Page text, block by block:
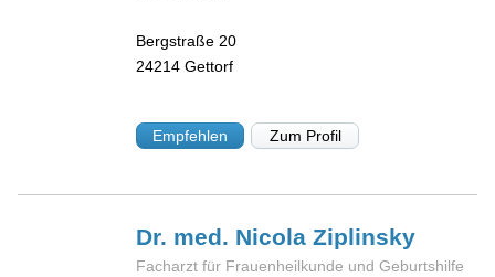
Bergstraße 20
24214 Gettorf
Empfehlen Zum Profil
Dr. med. NicolaZiplinsky
Facharzt für Frauenheilkunde und Geburtshilfe